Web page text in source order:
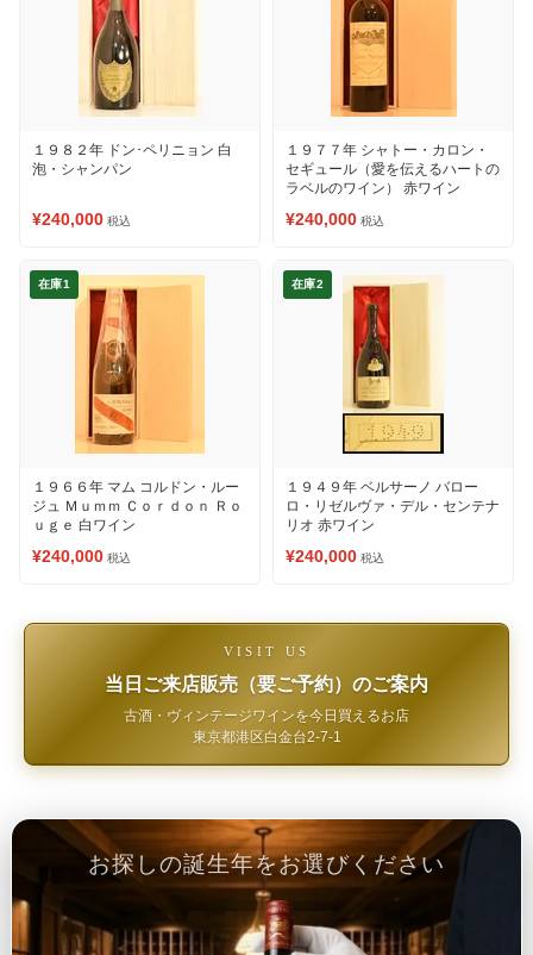
１９８２年 ドン･ペリニョン 白
泡・シャンパン
¥240,000 税込
１９７７年 シャトー・カロン・
セギュール（愛を伝えるハートの
ラベルのワイン） 赤ワイン
¥240,000 税込
在庫1
１９６６年 マム コルドン・ルー
ジュ Ｍｕｍｍ Ｃｏｒｄｏｎ Ｒｏ
ｕｇｅ 白ワイン
¥240,000 税込
在庫2
１９４９年 ベルサーノ バロー
ロ・リゼルヴァ・デル・センテナ
リオ 赤ワイン
¥240,000 税込
VISIT US
当日ご来店販売（要ご予約）のご案内
古酒・ヴィンテージワインを今日買えるお店
東京都港区白金台2-7-1
お探しの誕生年をお選びください